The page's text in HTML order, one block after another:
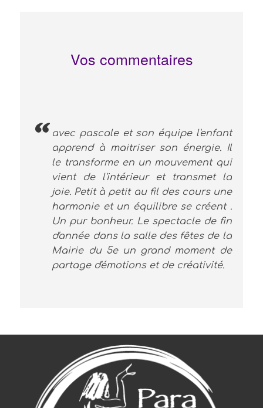
Vos commentaires
avec pascale et son équipe l'enfant
apprend à maitriser son énergie. Il
le transforme en un mouvement qui
vient de l'intérieur et transmet la
joie. Petit à petit au fil des cours une
harmonie et un équilibre se créent .
Un pur bonheur. Le spectacle de fin
d'année dans la salle des fêtes de la
Mairie du 5e un grand moment de
partage d'émotions et de créativité.